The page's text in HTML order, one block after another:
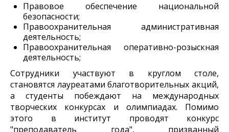
Правовое обеспечение национальной
безопасности;
Правоохранительная административная
деятельность;
Правоохранительная оперативно-розыскная
деятельность;
Сотрудники участвуют в круглом столе,
становятся лауреатами благотворительных акций,
а студенты побеждают на международных
творческих конкурсах и олимпиадах. Помимо
этого в институт проводят конкурс
"преподаватель года", призванный